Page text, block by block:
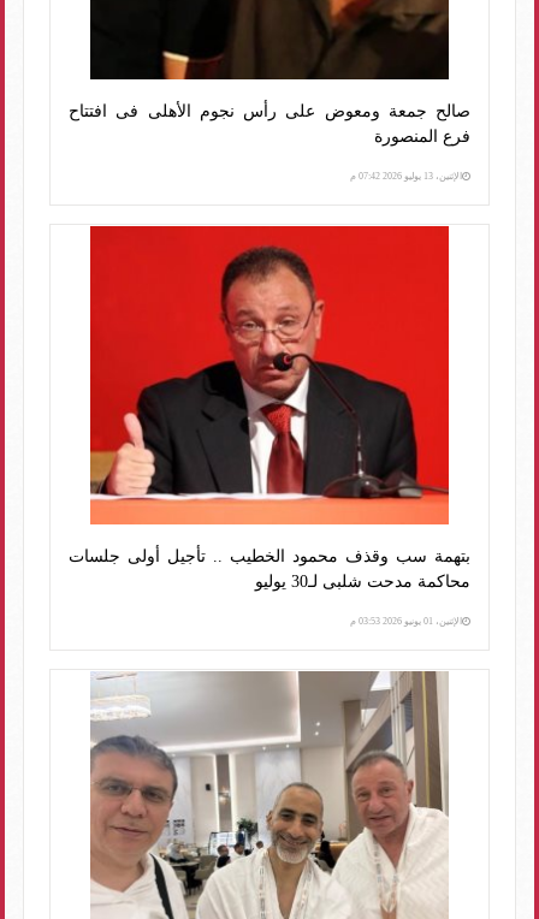
صالح جمعة ومعوض على رأس نجوم الأهلى فى افتتاح
فرع المنصورة
الإثنين، 13 يوليو 2026 07:42 م
بتهمة سب وقذف محمود الخطيب .. تأجيل أولى جلسات
محاكمة مدحت شلبى لـ30 يوليو
الإثنين، 01 يونيو 2026 03:53 م